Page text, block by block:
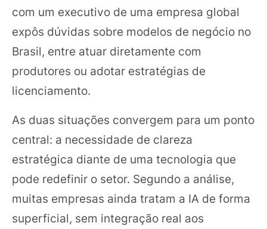
com um executivo de uma empresa global
expôs dúvidas sobre modelos de negócio no
Brasil, entre atuar diretamente com
produtores ou adotar estratégias de
licenciamento.
As duas situações convergem para um ponto
central: a necessidade de clareza
estratégica diante de uma tecnologia que
pode redefinir o setor. Segundo a análise,
muitas empresas ainda tratam a IA de forma
superficial, sem integração real aos